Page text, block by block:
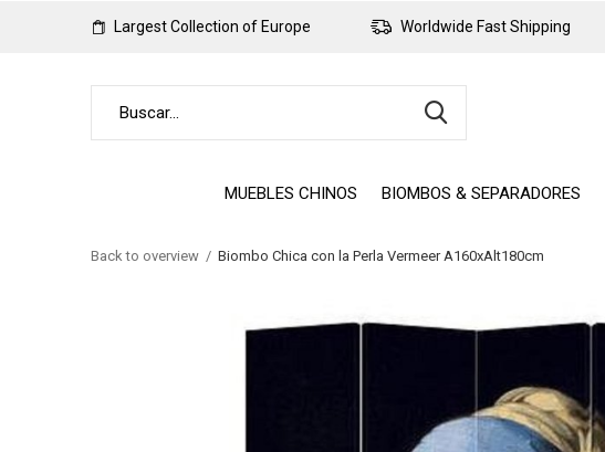
MUEBLES CHINOS BIOMBOS & SEPARADORES
Largest Collection of Europe Worldwide Fast Shipping
Back to overview Biombo Chica con la Perla Vermeer A160xAlt180cm